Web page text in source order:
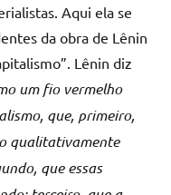
Aqui ela se
da obra de Lênin
Lênin diz
um fio vermelho
que, primeiro,
qualitativamente
que essas